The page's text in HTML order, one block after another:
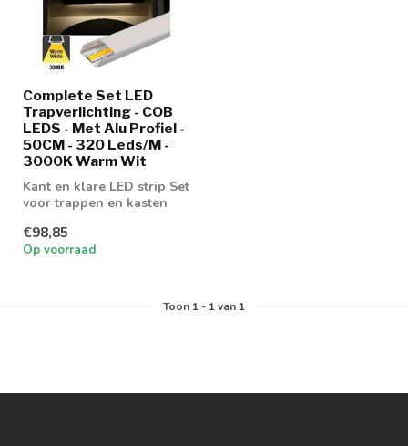
Complete Set LED
Trapverlichting - COB
LEDS - Met Alu Profiel -
50CM - 320 Leds/M -
3000K Warm Wit
Kant en klare LED strip Set
voor trappen en kasten
€98,85
Op voorraad
Toon 1- 1van 1